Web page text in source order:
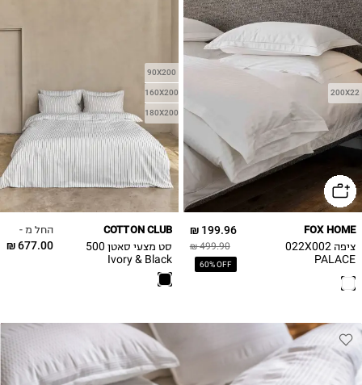
200X22
199.96 ₪
499.90 ₪
60% OFF
FOX HOME
ציפה 022X002
PALACE
90X200
160X200
180X200
החל מ -
677.00 ₪
COTTON CLUB
סט מצעי סאטן 500
Ivory & Black